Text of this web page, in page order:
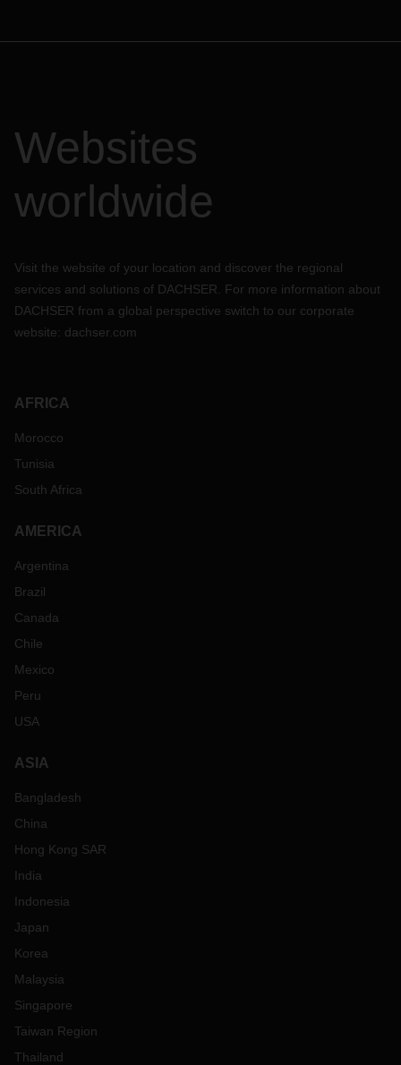
Websites
worldwide
Visit the website of your location and discover the regional
services and solutions of DACHSER. For more information about
DACHSER from a global perspective switch to our corporate
website: dachser.com
AFRICA
Morocco
Tunisia
South Africa
AMERICA
Argentina
Brazil
Canada
Chile
Mexico
Peru
USA
ASIA
Bangladesh
China
Hong Kong SAR
India
Indonesia
Japan
Korea
Malaysia
Singapore
Taiwan Region
Thailand